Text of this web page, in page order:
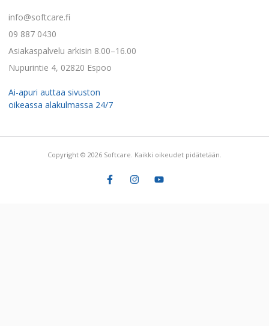
info@softcare.fi
09 887 0430
Asiakaspalvelu arkisin 8.00–16.00
Nupurintie 4, 02820 Espoo
Ai-apuri auttaa sivuston
oikeassa alakulmassa 24/7
Copyright © 2026 Softcare. Kaikki oikeudet pidätetään.